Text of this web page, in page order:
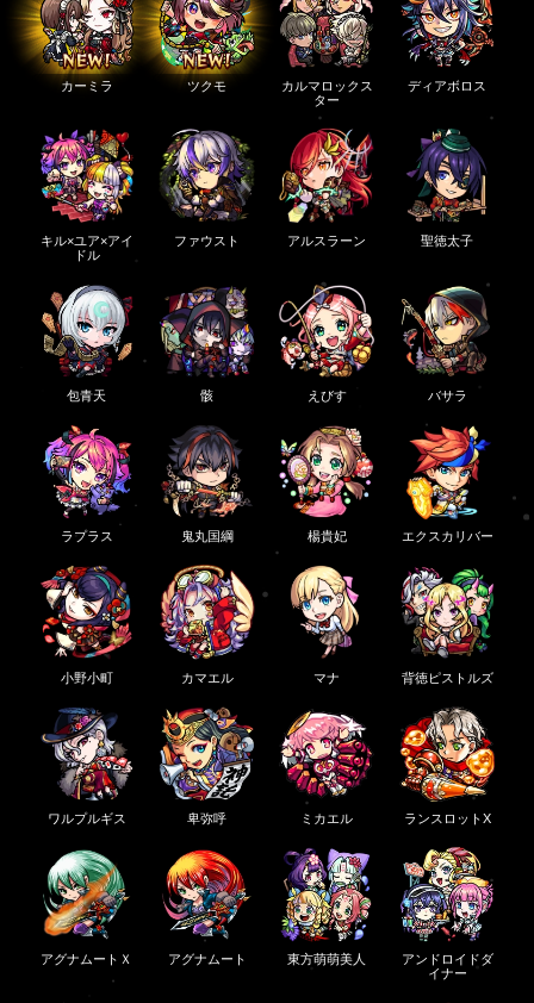
カーミラ ツクモ
カルマロックス
ター
ディアボロス
キル×ユア×アイ
ドル
ファウスト アルスラーン 聖徳太子
包青天 骸 えびす バサラ
ラプラス 鬼丸国綱 楊貴妃 エクスカリバー
小野小町 カマエル マナ 背徳ピストルズ
ワルプルギス 卑弥呼 ミカエル ランスロットX
アグナムートＸ アグナムート 東方萌萌美人
アンドロイドダ
イナー